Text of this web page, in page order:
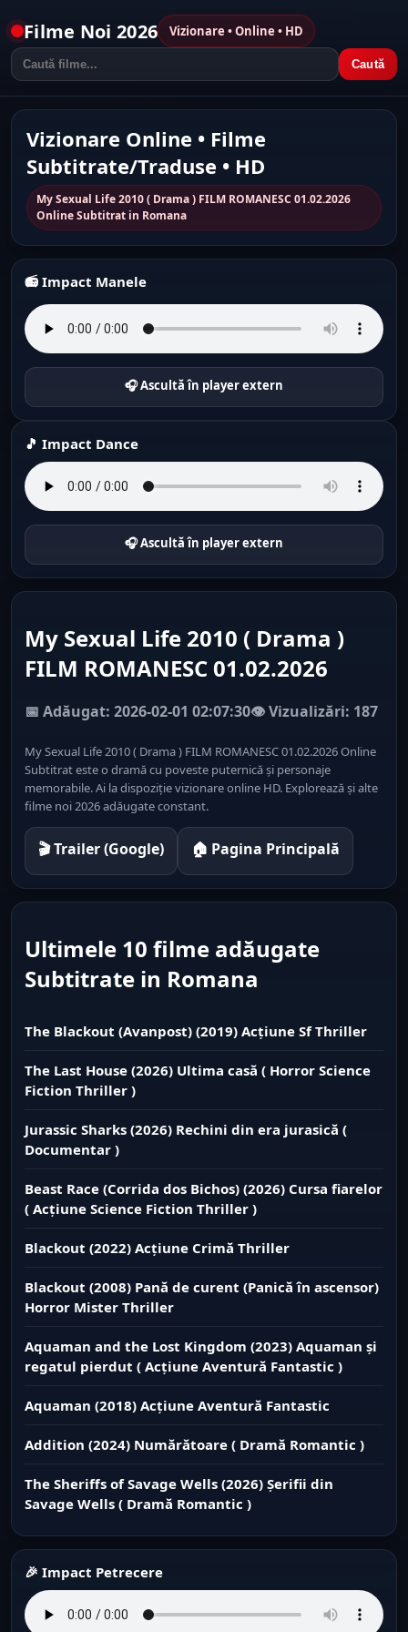
Filme Noi 2026 Vizionare • Online • HD
Caută
Vizionare Online • Filme
Subtitrate/Traduse • HD
My Sexual Life 2010 ( Drama ) FILM ROMANESC 01.02.2026
Online Subtitrat in Romana
📻 Impact Manele
🎧 Ascultă în player extern
🎵 Impact Dance
🎧 Ascultă în player extern
My Sexual Life 2010 ( Drama )
FILM ROMANESC 01.02.2026
📅 Adăugat: 2026-02-01 02:07:30👁️ Vizualizări: 187
My Sexual Life 2010 ( Drama ) FILM ROMANESC 01.02.2026 Online
Subtitrat este o dramă cu poveste puternică și personaje
memorabile. Ai la dispoziție vizionare online HD. Explorează și alte
filme noi 2026 adăugate constant.
🎬 Trailer (Google) 🏠 Pagina Principală
Ultimele 10 filme adăugate
Subtitrate in Romana
The Blackout (Avanpost) (2019) Acțiune Sf Thriller
The Last House (2026) Ultima casă ( Horror Science
Fiction Thriller )
Jurassic Sharks (2026) Rechini din era jurasică (
Documentar )
Beast Race (Corrida dos Bichos) (2026) Cursa fiarelor
( Acțiune Science Fiction Thriller )
Blackout (2022) Acțiune Crimă Thriller
Blackout (2008) Pană de curent (Panică în ascensor)
Horror Mister Thriller
Aquaman and the Lost Kingdom (2023) Aquaman și
regatul pierdut ( Acțiune Aventură Fantastic )
Aquaman (2018) Acțiune Aventură Fantastic
Addition (2024) Numărătoare ( Dramă Romantic )
The Sheriffs of Savage Wells (2026) Șerifii din
Savage Wells ( Dramă Romantic )
🎉 Impact Petrecere